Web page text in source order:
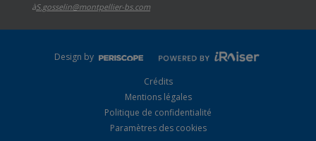
àS.gosselin@montpellier-bs.com
Design by
Crédits
Mentions légales
Politique de confidentialité
Paramètres des cookies